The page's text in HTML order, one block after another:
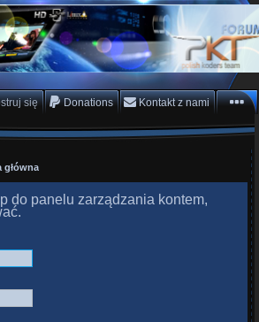
Koders
kanałów, oscam
się Donations Kontakt z nami
główna
do panelu zarządzania kontem,